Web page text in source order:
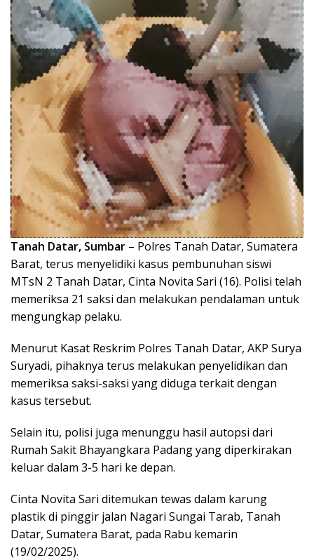
A
p
p
o
o
k
a
m
Tanah Datar, Sumbar – Polres Tanah Datar, Sumatera
Barat, terus menyelidiki kasus pembunuhan siswi
MTsN 2 Tanah Datar, Cinta Novita Sari (16). Polisi telah
memeriksa 21 saksi dan melakukan pendalaman untuk
mengungkap pelaku.
Menurut Kasat Reskrim Polres Tanah Datar, AKP Surya
Suryadi, pihaknya terus melakukan penyelidikan dan
memeriksa saksi-saksi yang diduga terkait dengan
kasus tersebut.
Selain itu, polisi juga menunggu hasil autopsi dari
Rumah Sakit Bhayangkara Padang yang diperkirakan
keluar dalam 3-5 hari ke depan.
Cinta Novita Sari ditemukan tewas dalam karung
plastik di pinggir jalan Nagari Sungai Tarab, Tanah
Datar, Sumatera Barat, pada Rabu kemarin
(19/02/2025).